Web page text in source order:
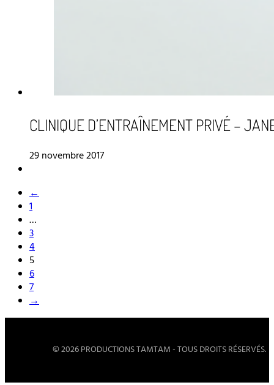
CLINIQUE D’ENTRAÎNEMENT PRIVÉ –
29 novembre 2017
←
1
…
3
4
5
6
7
→
© 2026 PRODUCTIONS TAMTAM - TOUS DROITS RÉSERVÉS.